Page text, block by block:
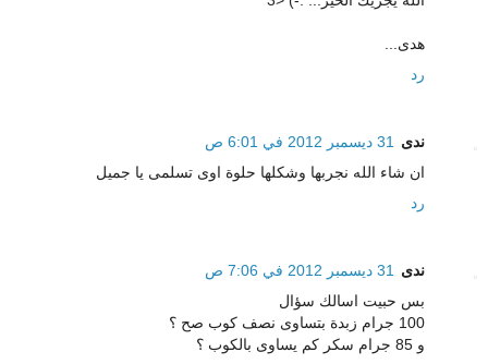
هدى...
رد
ندى
31 ديسمبر 2012 في 6:01 ص
ان شاء الله نجربها وشكلها حلوة اوى تسلمى يا جميل
رد
ندى
31 ديسمبر 2012 في 7:06 ص
بس حبيت اسالك سؤال
100 جرام زبدة بتساوى نصف كوب صح ؟
و 85 جرام سكر كم يساوى بالكوب ؟